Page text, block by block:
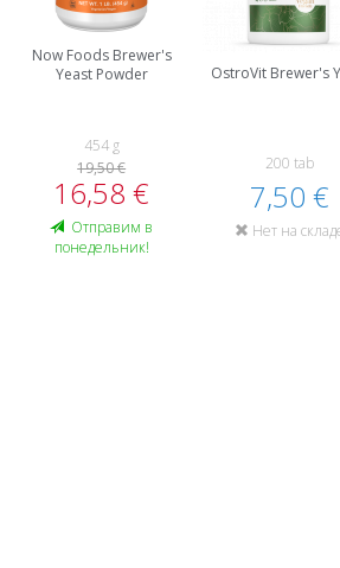
Now Foods Brewer's
Yeast Powder
454 g
19,50 €
16,58 €
Oтправим в
понедельник!
OstroVit Brewer's
200 tab
7,50 €
Нет на